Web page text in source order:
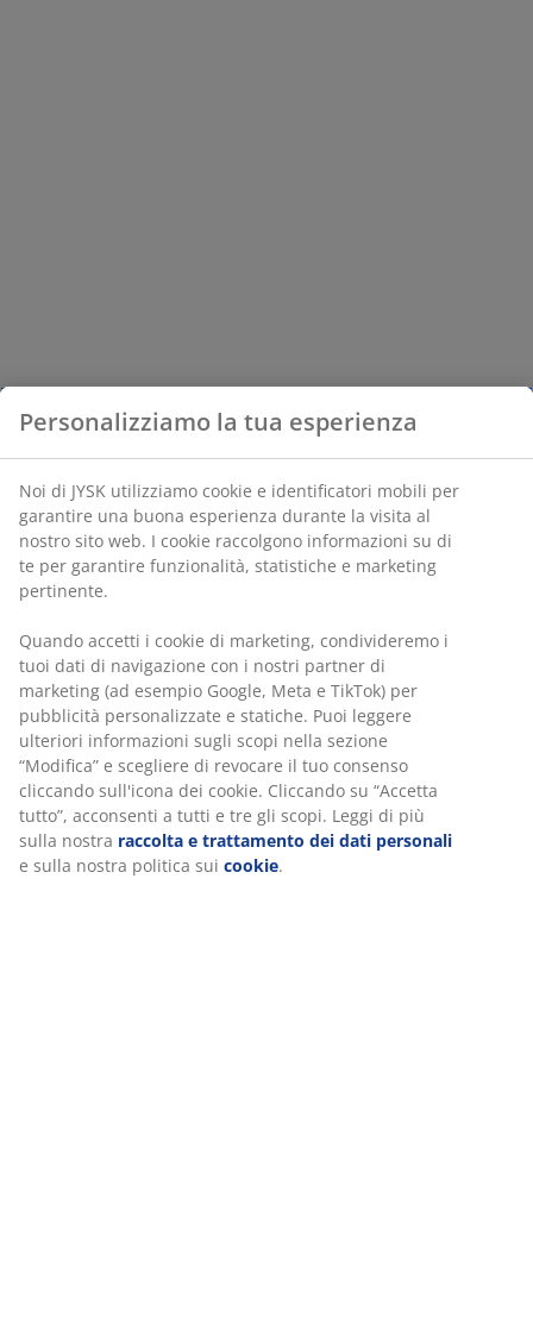
Personalizziamo la tua esperienza
Noi di JYSK utilizziamo cookie e identificatori mobili per
garantire una buona esperienza durante la visita al
nostro sito web. I cookie raccolgono informazioni su di
te per garantire funzionalità, statistiche e marketing
pertinente.
Quando accetti i cookie di marketing, condivideremo i
tuoi dati di navigazione con i nostri partner di
marketing (ad esempio Google, Meta e TikTok) per
pubblicità personalizzate e statiche. Puoi leggere
ulteriori informazioni sugli scopi nella sezione
“Modifica” e scegliere di revocare il tuo consenso
cliccando sull'icona dei cookie. Cliccando su “Accetta
tutto”, acconsenti a tutti e tre gli scopi. Leggi di più
sulla nostra raccolta e trattamento dei dati personali
e sulla nostra politica sui cookie.